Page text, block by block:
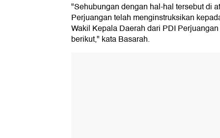
"Sehubungan dengan hal-hal tersebut di
Perjuangan telah menginstruksikan
Wakil Kepala Daerah dari PDI
berikut," kata Basarah.